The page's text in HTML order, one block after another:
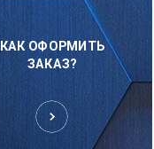
КАК ОФОРМИТЬ
ЗАКАЗ?